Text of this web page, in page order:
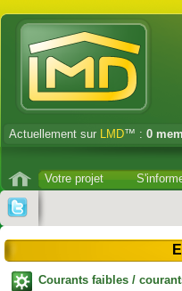
Actuellement sur LMD™ : 0
Votre projet
Courants faibles /